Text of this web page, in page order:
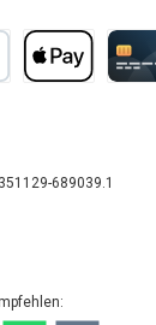
689039.1